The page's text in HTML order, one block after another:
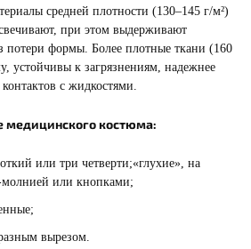
средней плотности (130–145 г/м²)
при этом выдерживают
потери формы. Более плотные ткани (160
устойчивы к загрязнениям, надежнее
с жидкостями.
медицинского костюма:
или три четверти;«глухие», на
молнией или кнопками;
вырезом.